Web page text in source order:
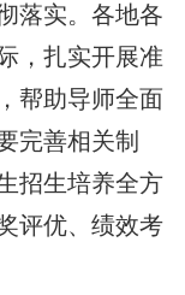
实。各地各
，扎实开展准
帮助导师全面
完善相关制
招生培养全方
评优、绩效考